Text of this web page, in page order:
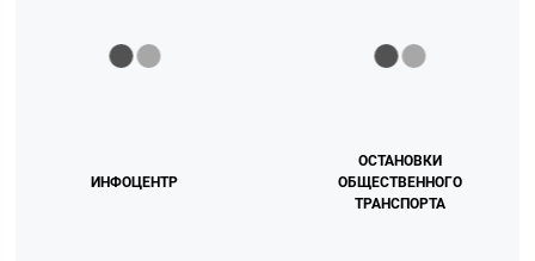
ИНФОЦЕНТР
ОСТАНОВКИ
ОБЩЕСТВЕННОГО
ТРАНСПОРТА